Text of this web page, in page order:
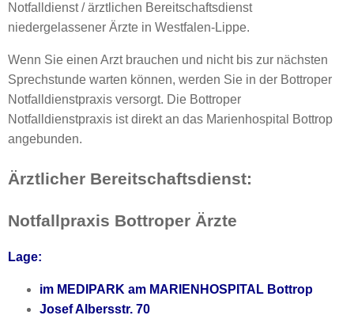
Notfalldienst / ärztlichen Bereitschaftsdienst
niedergelassener Ärzte in Westfalen-Lippe.
Wenn Sie einen Arzt brauchen und nicht bis zur nächsten
Sprechstunde warten können, werden Sie in der Bottroper
Notfalldienstpraxis versorgt. Die Bottroper
Notfalldienstpraxis ist direkt an das Marienhospital Bottrop
angebunden.
Ärztlicher Bereitschaftsdienst:
Notfallpraxis Bottroper Ärzte
Lage:
im MEDIPARK am MARIENHOSPITAL Bottrop
Josef Albersstr. 70